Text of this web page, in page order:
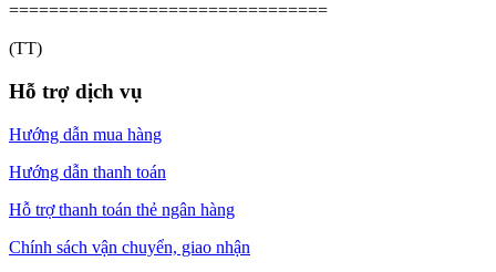
================================
(TT)
Hỗ trợ dịch vụ
Hướng dẫn mua hàng
Hướng dẫn thanh toán
Hỗ trợ thanh toán thẻ ngân hàng
Chính sách vận chuyển, giao nhận